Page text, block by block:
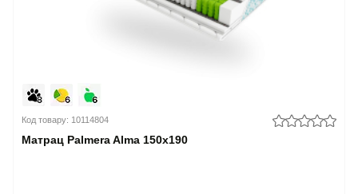
Код товару: 10114804
Матрац Palmera Alma 150x190